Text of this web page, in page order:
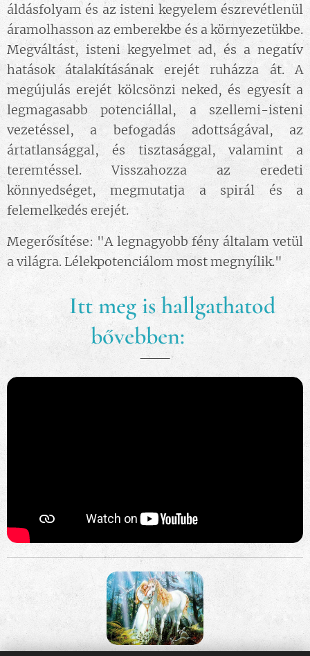
áldásfolyam és az isteni kegyelem észrevétlenül
áramolhasson az emberekbe és a környezetükbe.
Megváltást, isteni kegyelmet ad, és a negatív
hatások átalakításának erejét ruházza át. A
megújulás erejét kölcsönzi neked, és egyesít a
legmagasabb potenciállal, a szellemi-isteni
vezetéssel, a befogadás adottságával, az
ártatlansággal, és tisztasággal, valamint a
teremtéssel. Visszahozza az eredeti
könnyedséget, megmutatja a spirál és a
felemelkedés erejét.
Megerősítése: "A legnagyobb fény általam vetül
a világra. Lélekpotenciálom most megnyílik."
🎧 Itt meg is hallgathatod
bővebben: 👇